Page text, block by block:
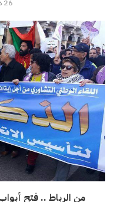
26 ديسمبر، 2020
من الرباط .. فتح